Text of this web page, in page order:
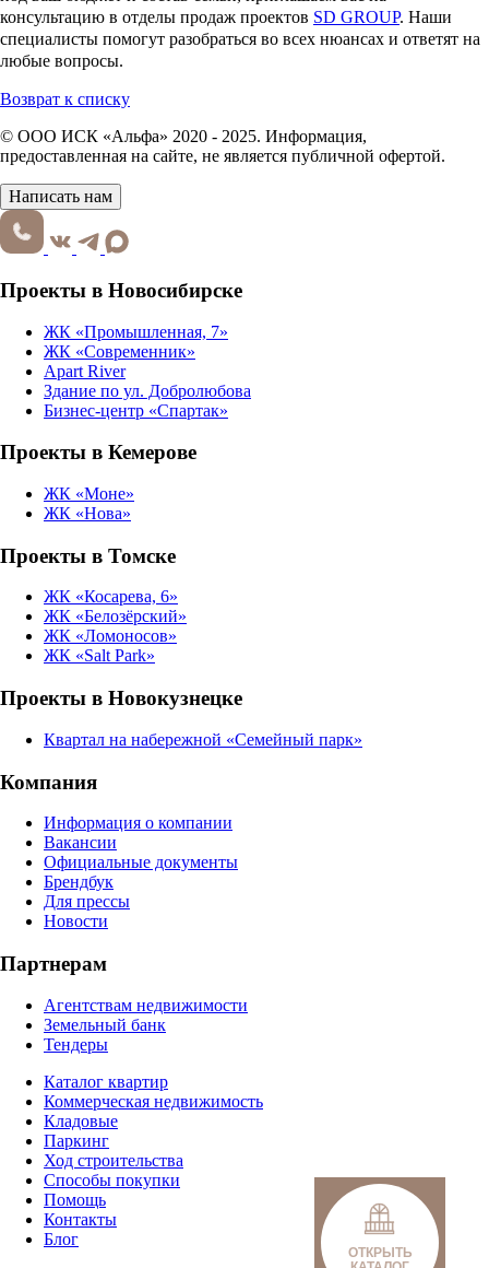
ОТКРЫТЬ
консультацию в отделы продаж проектов SD GROUP. Наши
специалисты помогут разобраться во всех нюансах и ответят на
любые вопросы.
Возврат к списку
© ООО ИСК «Альфа» 2020 - 2025. Информация,
предоставленная на сайте, не является публичной офертой.
Написать нам
Проекты в Новосибирске
ЖК «Промышленная, 7»
ЖК «Современник»
Apart River
Здание по ул. Добролюбова
Бизнес-центр «Спартак»
Проекты в Кемерове
ЖК «Моне»
ЖК «Нова»
Проекты в Томске
ЖК «Косарева, 6»
ЖК «Белозёрский»
ЖК «Ломоносов»
ЖК «Salt Park»
Проекты в Новокузнецке
Квартал на набережной «Семейный парк»
Компания
Информация о компании
Вакансии
Официальные документы
Брендбук
Для прессы
Новости
Партнерам
Агентствам недвижимости
Земельный банк
Тендеры
Каталог квартир
Коммерческая недвижимость
Кладовые
Паркинг
Ход строительства
Способы покупки
Помощь
Контакты
Блог